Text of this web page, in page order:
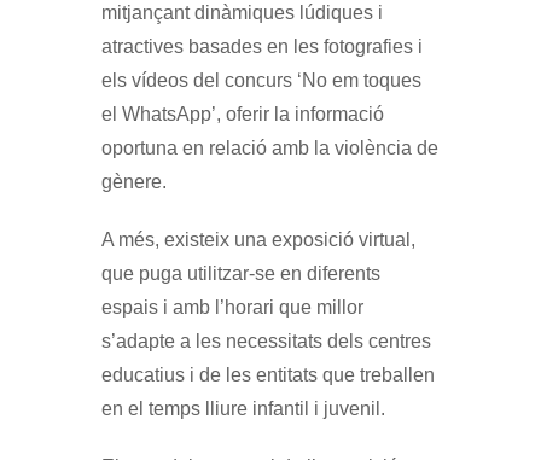
mitjançant dinàmiques lúdiques i
atractives basades en les fotografies i
els vídeos del concurs ‘No em toques
el WhatsApp’, oferir la informació
oportuna en relació amb la violència de
gènere.
A més, existeix una exposició virtual,
que puga utilitzar-se en diferents
espais i amb l’horari que millor
s’adapte a les necessitats dels centres
educatius i de les entitats que treballen
en el temps lliure infantil i juvenil.